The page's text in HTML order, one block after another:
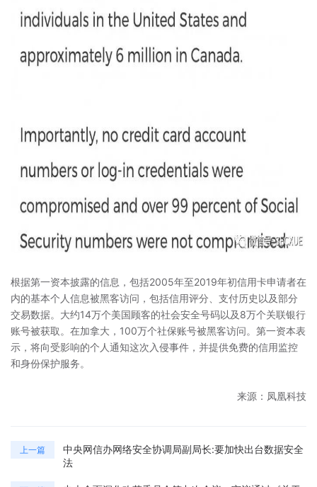
根据第一资本披露的信息，包括2005年至2019年初信用卡申请者在
内的基本个人信息被黑客访问，包括信用评分、支付历史以及部分
交易数据。大约14万个美国顾客的社会安全号码以及8万个关联银行
账号被获取。在加拿大，100万个社保账号被黑客访问。第一资本表
示，将向受影响的个人通知这次入侵事件，并提供免费的信用监控
和身份保护服务。
来源：凤凰科技
上一篇
中央网信办网络安全协调局副局长:要加快出台数据安全
法